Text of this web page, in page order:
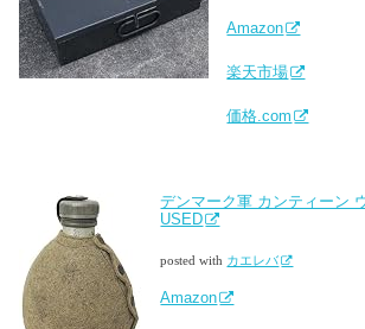
Amazon
楽天市場
価格.com
デンマーク軍 カンティーン
USED
posted with カエレバ
Amazon